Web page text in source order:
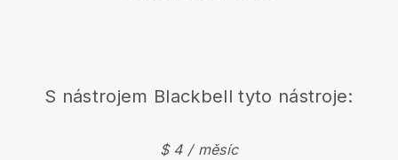
S nástrojem Blackbell tyto nástroje:
$ 4 / měsíc